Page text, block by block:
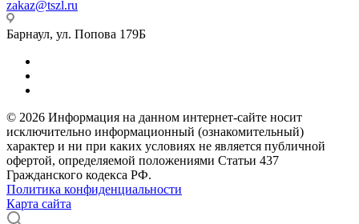
zakaz@tszl.ru
Барнаул, ул. Попова 179Б
© 2026 Информация на данном интернет-сайте носит
исключительно информационный (ознакомительный)
характер и ни при каких условиях не является публичной
офертой, определяемой положениями Статьи 437
Гражданского кодекса РФ.
Политика конфиденциальности
Карта сайта